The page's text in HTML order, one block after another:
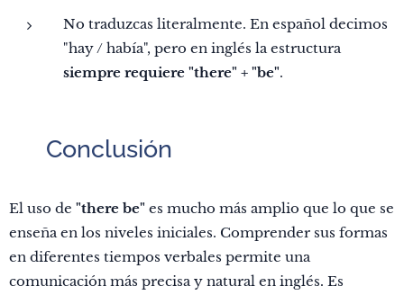
No traduzcas literalmente. En español decimos
"hay / había", pero en inglés la estructura
siempre requiere "there" + "be".
Conclusión
El uso de "there be" es mucho más amplio que lo que se
enseña en los niveles iniciales. Comprender sus formas
en diferentes tiempos verbales permite una
comunicación más precisa y natural en inglés. Es